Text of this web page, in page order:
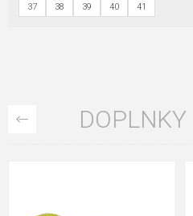
37 38 39 40 41
DOPLNKY